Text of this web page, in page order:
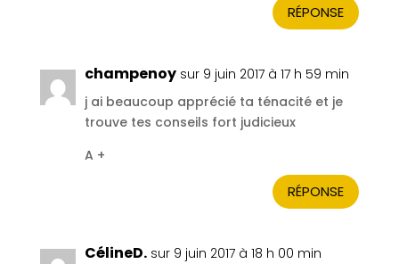
RÉPONSE
champenoy sur 9 juin 2017 à 17 h 59 min
j ai beaucoup apprécié ta ténacité et je
trouve tes conseils fort judicieux
A +
RÉPONSE
CélineD. sur 9 juin 2017 à 18 h 00 min